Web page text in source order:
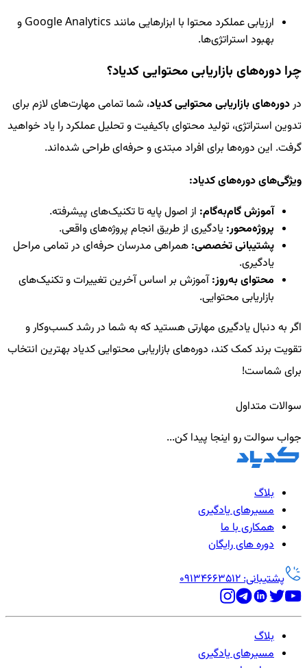
ارزیابی عملکرد محتوا با ابزارهایی مانند Google Analytics و
بهبود استراتژی‌ها.
چرا دوره‌های بازاریابی محتوایی کدیاد؟
دردوره‌های بازاریابی محتوایی کدیاد، شما تمامی مهارت‌های لازم برای
تدوین استراتژی، تولید محتوای باکیفیت و تحلیل عملکرد را یاد خواهید
گرفت. این دوره‌ها برای افراد مبتدی و حرفه‌ای طراحی شده‌اند.
ویژگی‌های دوره‌های کدیاد:
آموزش گام‌به‌گام: از اصول پایه تا تکنیک‌های پیشرفته.
پروژه‌محور: یادگیری از طریق انجام پروژه‌های واقعی.
پشتیبانی تخصصی: همراهی مدرسان حرفه‌ای در تمامی مراحل
یادگیری.
محتوای به‌روز:آموزش بر اساس آخرین تغییرات و تکنیک‌های
بازاریابی محتوایی.
اگر به دنبال یادگیری مهارتی هستید که به شما در رشد کسب‌وکار و
تقویت برند کمک کند، دوره‌های بازاریابی محتوایی کدیاد بهترین انتخاب
برای شماست!
سوالات متداول
جواب سوالت رو اینجا پیدا کن...
بلاگ
مسیرهای یادگیری
همکاری با ما
دوره های رایگان
پشتیبانی: 09134663512
بلاگ
مسیرهای یادگیری